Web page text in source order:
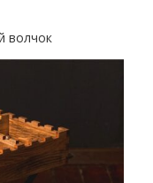
волчок